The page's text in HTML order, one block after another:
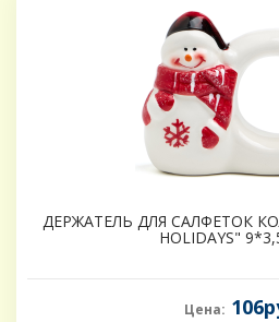
ДЕРЖАТЕЛЬ ДЛЯ САЛФЕТОК
HOLIDAYS"
Цена: